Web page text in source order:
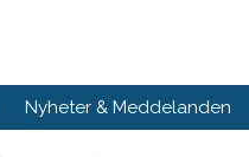
Nyheter & Meddelanden